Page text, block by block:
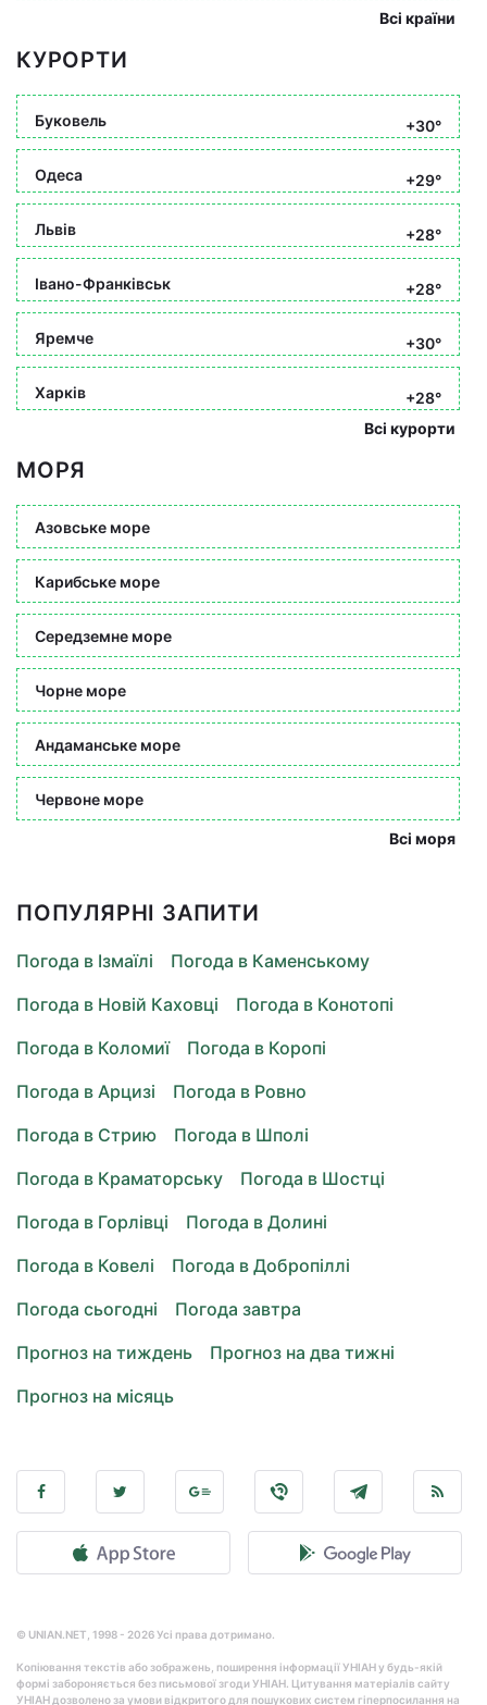
Всі країни
КУРОРТИ
Буковель +30°
Одеса +29°
Львів +28°
Івано-Франківськ +28°
Яремче +30°
Харків
+28°
Всі курорти
МОРЯ
Азовське море
Карибське море
Середземне море
Чорне море
Андаманське море
Червоне море
Всі моря
ПОПУЛЯРНІ ЗАПИТИ
Погода в Ізмаїлі
Погода в Каменському
Погода в Новій Каховці
Погода в Конотопі
Погода в Коломиї
Погода в Коропі
Погода в Арцизі
Погода в Ровно
Погода в Стрию
Погода в Шполі
Погода в Краматорську
Погода в Шостці
Погода в Горлівці
Погода в Долині
Погода в Ковелі
Погода в Добропіллі
Погода сьогодні
Погода завтра
Прогноз на тиждень
Прогноз на два тижні
Прогноз на місяць
© UNIAN.NET, 1998 - 2026 Усі права дотримано.
Копіювання текстів або зображень, поширення інформації УНІАН у будь-якій
формі забороняється без письмової згоди УНІАН. Цитування матеріалів сайту
УНІАН дозволено за умови відкритого для пошукових систем гіперпосилання на